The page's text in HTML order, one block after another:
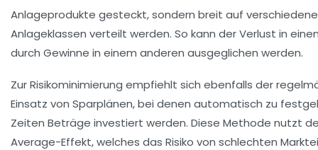
Anlageprodukte gesteckt, sondern breit auf verschiedene
Anlageklassen verteilt werden. So kann der Verlust in
durch Gewinne in einem anderen ausgeglichen werden.
Zur Risikominimierung empfiehlt sich ebenfalls der
Einsatz von Sparplänen, bei denen automatisch zu
Zeiten Beträge investiert werden. Diese Methode nutzt
Average-Effekt, welches das Risiko von schlechten